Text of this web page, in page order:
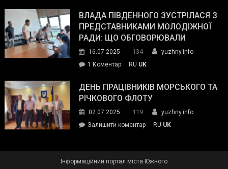
окупанти.
Маємо
діяти
команда
Південного
провів
інспекцію
укриття
ВЛАДА ПІВДЕННОГО ЗУСТРІЛАСЯ З
ПРЕДСТАВНИКАМИ МОЛОДІЖНОЇ
РАДИ: ЩО ОБГОВОРЮВАЛИ
16.07.2025 134
yuzhny.info
1 Коментардо
Південного
зустрілася
представниками
молодіжної
обговорювали
RU UK
ДЕНЬ ПРАЦІВНИКІВ МОРСЬКОГО ТА
РІЧКОВОГО ФЛОТУ
02.07.2025 119
yuzhny.info
Залишити коментарon
RU UK
Інформаційний портал міста Южного